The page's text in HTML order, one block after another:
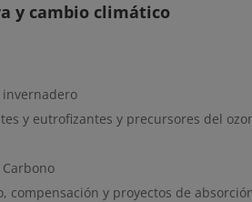
y cambio climático
invernadero
y eutrofizantes y precursores del
compensación y proyectos de